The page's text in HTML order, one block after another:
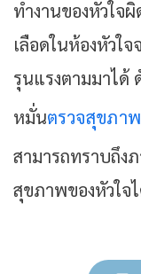
ทำงานของหัวใจ
เลือดในห้องหัวใ
รุนแรงตามมาได้
หมั่นตรวจสุขภาพ
สามารถทราบถึง
สุขภาพของหัวใจ